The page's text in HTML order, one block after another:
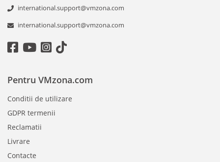
international.support@vmzona.com
international.support@vmzona.com
Pentru VMzona.com
Conditii de utilizare
GDPR termenii
Reclamatii
Livrare
Contacte